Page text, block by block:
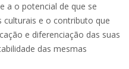
a o potencial de que se
e o contributo que
e diferenciação das suas
das mesmas